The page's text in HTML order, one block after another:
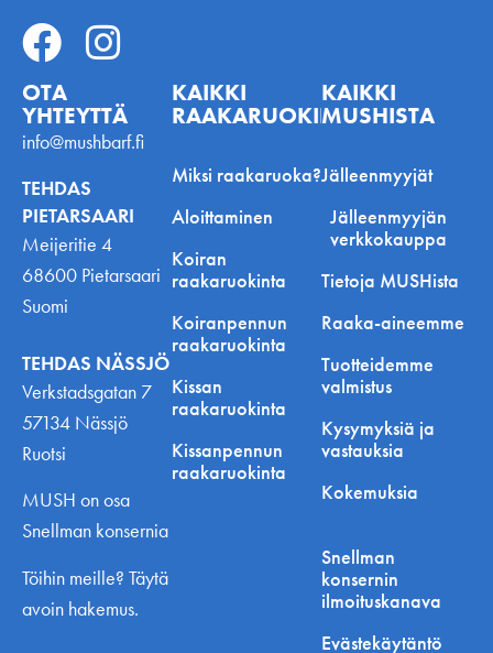
OTA
YHTEYTTÄ
info@mushbarf.fi
TEHDAS
PIETARSAARI
Meijeritie 4
68600 Pietarsaari
Suomi
TEHDAS NÄSSJÖ
Verkstadsgatan 7
57134 Nässjö
Ruotsi
MUSH on osa
Snellman konsernia
Töihin meille? Täytä
avoin hakemus.
KAIKKI
RAAKARUOKINNASTA
Miksi raakaruoka?
Aloittaminen
Koiran
raakaruokinta
Koiranpennun
raakaruokinta
Kissan
raakaruokinta
Kissanpennun
raakaruokinta
KAIKKI
MUSHISTA
Jälleenmyyjät
Jälleenmyyjän
verkkokauppa
Tietoja MUSHista
Raaka-aineemme
Tuotteidemme
valmistus
Kysymyksiä ja
vastauksia
Kokemuksia
Snellman
konsernin
ilmoituskanava
Evästekäytäntö